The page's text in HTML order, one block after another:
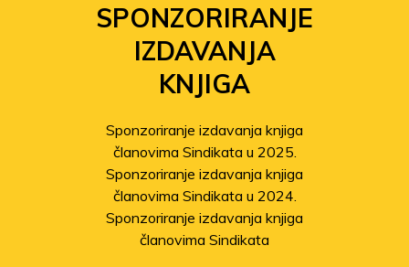
SPONZORIRANJE
IZDAVANJA
KNJIGA
Sponzoriranje izdavanja knjiga
članovima Sindikata u 2025.
Sponzoriranje izdavanja knjiga
članovima Sindikata u 2024.
Sponzoriranje izdavanja knjiga
članovima Sindikata